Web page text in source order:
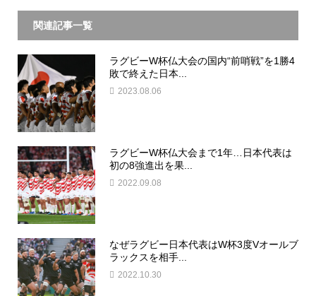
関連記事一覧
ラグビーW杯仏大会の国内“前哨戦”を1勝4
敗で終えた日本...
2023.08.06
ラグビーW杯仏大会まで1年…日本代表は
初の8強進出を果...
2022.09.08
なぜラグビー日本代表はW杯3度Vオールブ
ラックスを相手...
2022.10.30